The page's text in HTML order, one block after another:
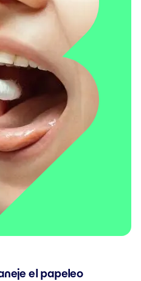
el papeleo